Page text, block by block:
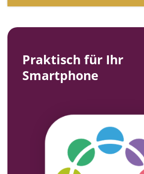
Praktisch für Ihr
Smartphone